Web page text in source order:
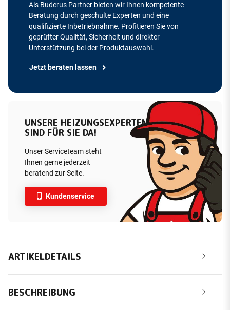
Als Buderus Partner bieten wir Ihnen kompetente
Beratung durch geschulte Experten und eine
qualifizierte Inbetriebnahme. Profitieren Sie von
geprüfter Qualität, Sicherheit und direkter
Unterstützung bei der Produktauswahl.
Jetzt beraten lassen
UNSERE HEIZUNGSEXPERTEN
SIND FÜR SIE DA!
Unser Serviceteam steht
Ihnen gerne jederzeit
beratend zur Seite.
Kundenservice
ARTIKELDETAILS
BESCHREIBUNG